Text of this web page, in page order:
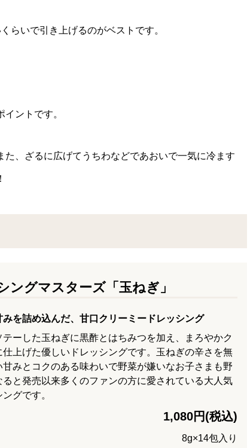
らいで引き上げるのがベストです。
ントです。
た、ざるに広げてうちわなどであおいで一気に冷ます
ングマスターズ「玉ねぎ」
みを詰め込んだ、甘口クリーミードレッシング
テーした玉ねぎに黒酢とはちみつを加え、まろやかク
仕上げた優しいドレッシングです。玉ねぎの辛さを無
甘みとコクのある味わいで野菜が嫌いなお子さまも野
ると発売以来多くのファンの方に愛されている大人気
グです。
1,080円(税込)
8g×14包入り